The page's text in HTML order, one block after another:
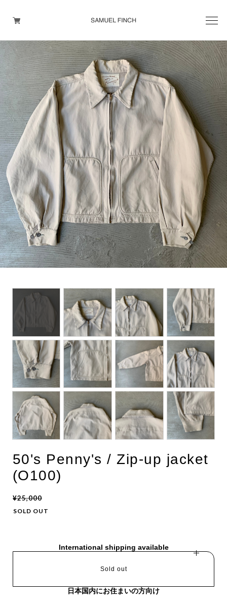
Men's
Maison Martin Margiela
Helmut Lang
Yohji Yamamoto
Other brands
TOPS
OUTER WEAR
BOTTOMS
DESIGNERS ARCHIVES
50's Penny's / Zip-up jacket
(O100)
¥25,000
SOLD OUT
International shipping available
Sold out
日本国内にお住まいの方向け